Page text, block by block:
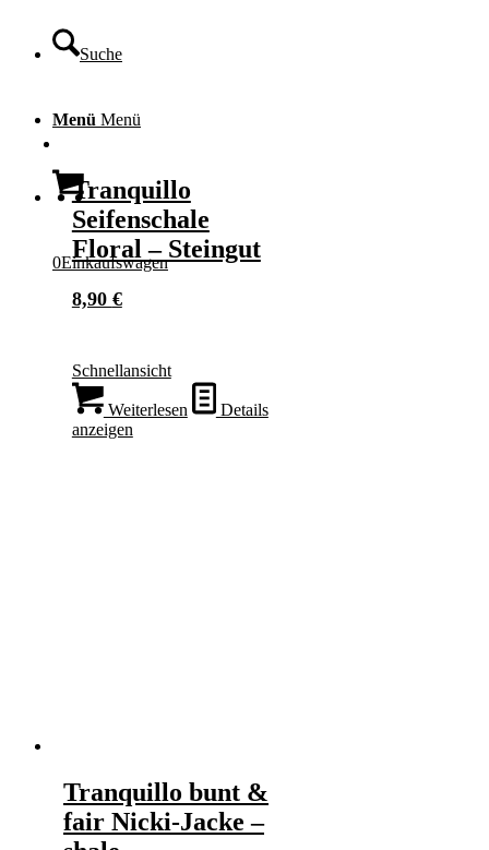
Suche
Menü Menü
0Einkaufswagen
Tranquillo
Seifenschale
Floral – Steingut
8,90 €
Schnellansicht
Weiterlesen
Details
anzeigen
Tranquillo bunt &
fair Nicki-Jacke –